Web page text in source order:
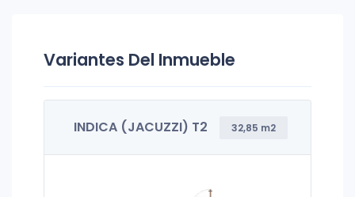
Variantes Del Inmueble
INDICA (JACUZZI) T2 32,85 m2